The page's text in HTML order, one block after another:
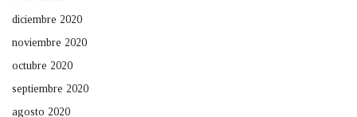
diciembre 2020
noviembre 2020
octubre 2020
septiembre 2020
agosto 2020